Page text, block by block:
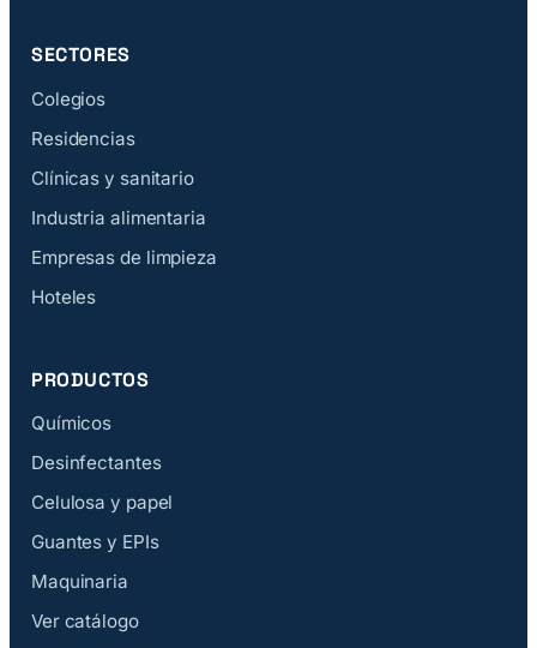
SECTORES
Colegios
Residencias
Clínicas y sanitario
Industria alimentaria
Empresas de limpieza
Hoteles
PRODUCTOS
Químicos
Desinfectantes
Celulosa y papel
Guantes y EPIs
Maquinaria
Ver catálogo